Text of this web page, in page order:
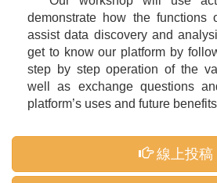
demonstrate how the functions
assist data discovery and
get to know our platform by
step by step operation of the
well as exchange questions
platform’s uses and future
線上投稿